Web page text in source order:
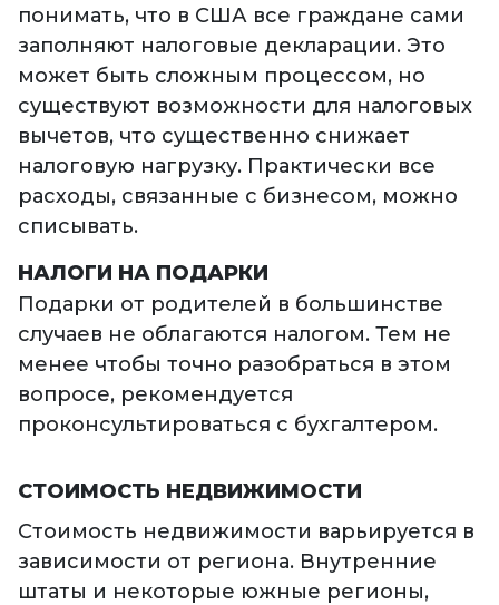
понимать, что в США все граждане сами
заполняют налоговые декларации. Это
может быть сложным процессом, но
существуют возможности для налоговых
вычетов, что существенно снижает
налоговую нагрузку. Практически все
расходы, связанные с бизнесом, можно
списывать.
НАЛОГИ НА ПОДАРКИ
Подарки от родителей в большинстве
случаев не облагаются налогом. Тем не
менее чтобы точно разобраться в этом
вопросе, рекомендуется
проконсультироваться с бухгалтером.
СТОИМОСТЬ НЕДВИЖИМОСТИ
Стоимость недвижимости варьируется в
зависимости от региона. Внутренние
штаты и некоторые южные регионы,